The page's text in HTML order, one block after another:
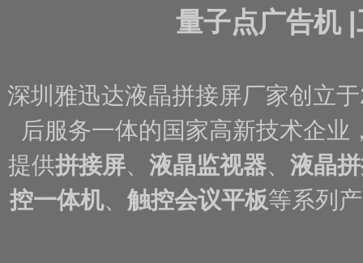
量子点广告机|
深圳雅迅达液晶拼接屏厂家创立
后服务一体的国家高新技术企
提供拼接屏、 液晶监视器、 液晶
控一体机、 触控会议平板等系列